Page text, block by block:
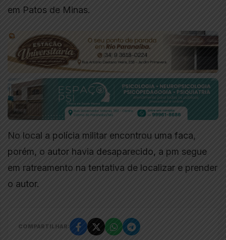
em Patos de Minas.
No local a polícia militar encontrou uma faca,
porém, o autor havia desaparecido, a pm segue
em ratreamento na tentativa de localizar e prender
o autor.
COMPARTILHAR: